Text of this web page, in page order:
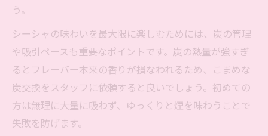
イス
フレーバーミックスを池袋で楽しみ尽くす秘訣
池袋でシーシャのフレーバーミックスを満
喫する方法
シーシャのおすすめミックス体験を池袋で
実践
う。
シーシャの味わいを最大限に楽しむためには、炭の管理
や吸引ペースも重要なポイントです。炭の熱量が強すぎ
るとフレーバー本来の香りが損なわれるため、こまめな
炭交換をスタッフに依頼すると良いでしょう。初めての
方は無理に大量に吸わず、ゆっくりと煙を味わうことで
失敗を防げます。